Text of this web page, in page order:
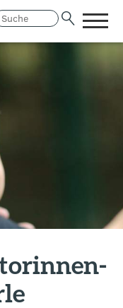
Menü